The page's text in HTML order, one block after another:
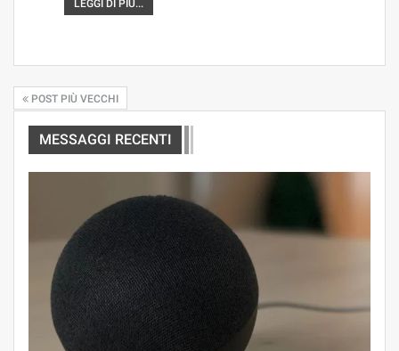
LEGGI DI PIÙ...
POST PIÙ VECCHI
MESSAGGI RECENTI